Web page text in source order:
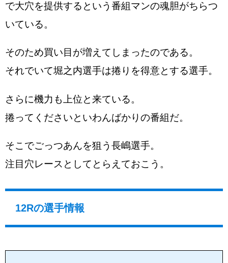
で大穴を提供するという番組マンの魂胆がちらつ
いている。
そのため買い目が増えてしまったのである。
それでいて堀之内選手は捲りを得意とする選手。
さらに機力も上位と来ている。
捲ってくださいといわんばかりの番組だ。
そこでごっつあんを狙う長嶋選手。
注目穴レースとしてとらえておこう。
12Rの選手情報